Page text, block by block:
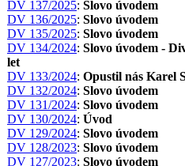
DV 137/2025: Slovo úvodem
DV 136/2025: Slovo úvodem
DV 135/2025: Slovo úvodem
DV 134/2024: Slovo úvodem -
let
DV 133/2024: Opustil nás Karel
DV 132/2024: Slovo úvodem
DV 131/2024: Slovo úvodem
DV 130/2024: Úvod
DV 129/2024: Slovo úvodem
DV 128/2023: Slovo úvodem
DV 127/2023: Slovo úvodem